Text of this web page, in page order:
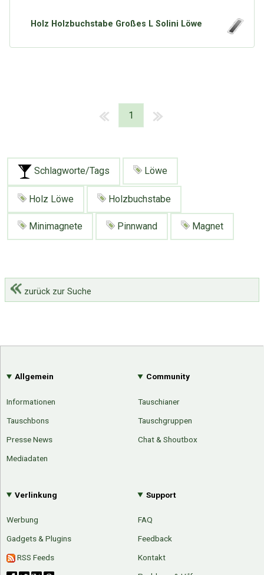
Holz Holzbuchstabe Großes L Solini Löwe
1
Schlagworte/Tags Löwe
Holz Löwe Holzbuchstabe
Minimagnete Pinnwand Magnet
zurück zur Suche
Allgemein
Informationen
Tauschbons
Presse News
Mediadaten
Community
Tauschianer
Tauschgruppen
Chat & Shoutbox
Verlinkung
Werbung
Gadgets & Plugins
RSS Feeds
Support
FAQ
Feedback
Kontakt